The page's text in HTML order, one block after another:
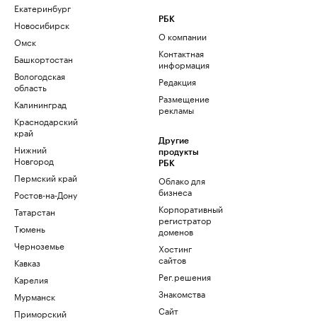
Екатеринбург
Новосибирск
Омск
Башкортостан
Вологодская
область
Калининград
Краснодарский
край
Нижний
Новгород
Пермский край
Ростов-на-Дону
Татарстан
Тюмень
Черноземье
Кавказ
Карелия
Мурманск
Приморский
РБК
О компании
Контактная
информация
Редакция
Размещение
рекламы
Другие
продукты
РБК
Облако для
бизнеса
Корпоративный
регистратор
доменов
Хостинг
сайтов
Рег.решения
Знакомства
Сайт